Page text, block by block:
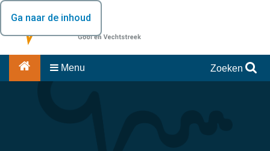
Ga naar de inhoud
Menu Zoeken